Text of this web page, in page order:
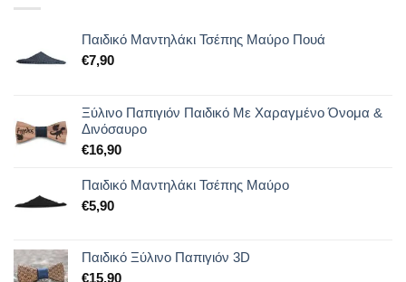
Παιδικό Μαντηλάκι Τσέπης Μαύρο Πουά
€7,90
Ξύλινο Παπιγιόν Παιδικό Με Χαραγμένο Όνομα &
Δινόσαυρο
€16,90
Παιδικό Μαντηλάκι Τσέπης Μαύρο
€5,90
Παιδικό Ξύλινο Παπιγιόν 3D
€15,90